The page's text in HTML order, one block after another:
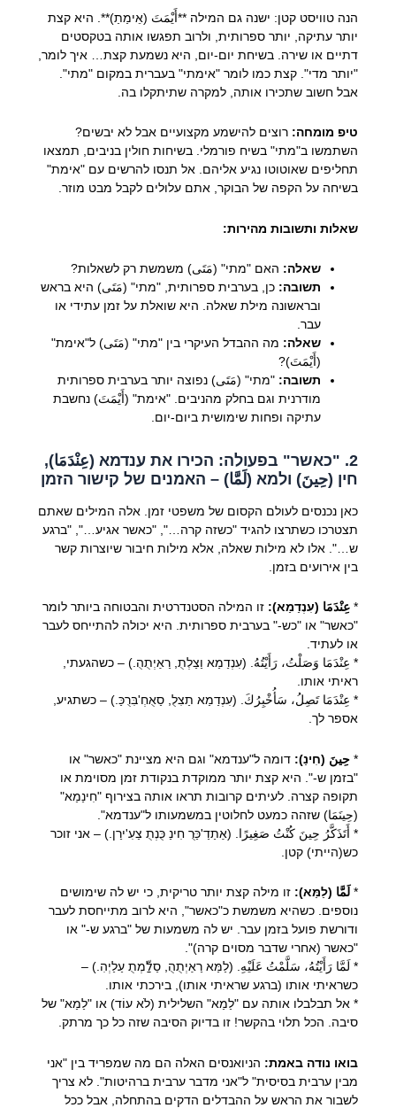
הנה טוויסט קטן: ישנה גם המילה **أَيْمَتَ (אֵימַתַ)**. היא קצת
יותר עתיקה, יותר ספרותית, ולרוב תפגשו אותה בטקסטים
דתיים או שירה. בשיחת יום-יום, היא נשמעת קצת… איך לומר,
"יותר מדי". קצת כמו לומר "אימתי" בעברית במקום "מתי".
אבל חשוב שתכירו אותה, למקרה שתיתקלו בה.
טיפ מומחה: רוצים להישמע מקצועיים אבל לא יבשים?
השתמשו ב"מתי" בשיח פורמלי. בשיחות חולין בניבים, תמצאו
תחליפים שאוטוטו נגיע אליהם. אל תנסו להרשים עם "אימת"
בשיחה על הקפה של הבוקר, אתם עלולים לקבל מבט מוזר.
שאלות ותשובות מהירות:
שאלה: האם "מתי" (مَتَى) משמשת רק לשאלות?
תשובה: כן, בערבית ספרותית, "מתי" (مَتَى) היא בראש
ובראשונה מילת שאלה. היא שואלת על זמן עתידי או
עבר.
שאלה: מה ההבדל העיקרי בין "מתי" (مَتَى) ל"אימת"
(أَيْمَتَ)?
תשובה: "מתי" (مَتَى) נפוצה יותר בערבית ספרותית
מודרנית וגם בחלק מהניבים. "אימת" (أَيْمَتَ) נחשבת
עתיקה ופחות שימושית ביום-יום.
2. "כאשר" בפעולה: הכירו את ענדמא (عِنْدَمَا),
חין (حِينَ) ולמא (لَمَّا) – האמנים של קישור הזמן
כאן נכנסים לעולם הקסום של משפטי זמן. אלה המילים שאתם
תצטרכו כשתרצו להגיד "כשזה קרה…", "כאשר אגיע…", "ברגע
ש…". אלו לא מילות שאלה, אלא מילות חיבור שיוצרות קשר
בין אירועים בזמן.
* عِنْدَمَا (עִנְדַמַא): זו המילה הסטנדרטית והבטוחה ביותר לומר
"כאשר" או "כש-" בערבית ספרותית. היא יכולה להתייחס לעבר
או לעתיד.
* عِنْدَمَا وَصَلْتُ، رَأَيْتُهُ. (עִנְדַמַא וַצַלְתֻ, רַאַיְתֻהֻ.) – כשהגעתי,
ראיתי אותו.
* عِنْدَمَا تَصِلُ، سَأُخْبِرُكَ. (עִנְדַמַא תַצִלֻ, סַאֻחְ'בִּרֻכַּ.) – כשתגיע,
אספר לך.
* حِينَ (חִינַ): דומה ל"ענדמא" וגם היא מציינת "כאשר" או
"בזמן ש-". היא קצת יותר ממוקדת בנקודת זמן מסוימת או
תקופה קצרה. לעיתים קרובות תראו אותה בצירוף "חִינַמַא"
(حِينَمَا) שזהה כמעט לחלוטין במשמעותו ל"ענדמא".
* أَتَذَكَّرُ حِينَ كُنْتُ صَغِيرًا. (אַתַדַ'כַּּרֻ חִינַ כֻּנְתֻ צַעִ'ירַן.) – אני זוכר
כש(הייתי) קטן.
* لَمَّا (לַמַּא): זו מילה קצת יותר טריקית, כי יש לה שימושים
נוספים. כשהיא משמשת כ"כאשר", היא לרוב מתייחסת לעבר
ודורשת פועל בזמן עבר. יש לה משמעות של "ברגע ש-" או
"כאשר (אחרי שדבר מסוים קרה)".
* لَمَّا رَأَيْتُهُ، سَلَّمْتُ عَلَيْهِ. (לַמַּא רַאַיְתֻהֻ, סַלַّמְתֻ עַלַיְהִ.) –
כשראיתי אותו (ברגע שראיתי אותו), בירכתי אותו.
* אל תבלבלו אותה עם "לַמַא" השלילית (לֹא עוֹד) או "לַמַא" של
סיבה. הכל תלוי בהקשר! זו בדיוק הסיבה שזה כל כך מרתק.
בואו נודה באמת: הניואנסים האלה הם מה שמפריד בין "אני
מבין ערבית בסיסית" ל"אני מדבר ערבית ברהיטות". לא צריך
לשבור את הראש על ההבדלים הדקים בהתחלה, אבל ככל